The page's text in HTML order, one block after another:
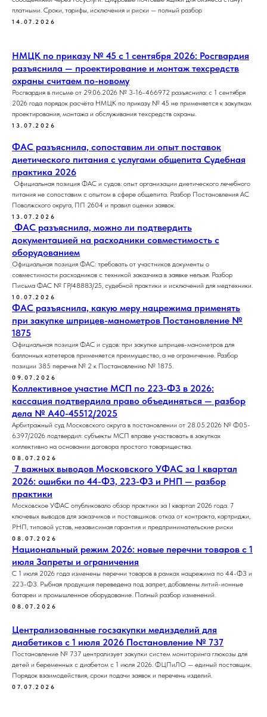
платными. Сроки, тарифы, исключения и риски — полный разбор
14.07.2026
НМЦК по приказу № 45 с 1 сентября 2026: Росгвардия
разъяснила — проектирование и монтаж техсредств
охраны считаем по-новому
Росгвардия в письме от 29.06.2026 № 3-16-466972 разъяснила: с 1 сентября
2026 года порядок расчёта НМЦК по приказу № 45 не применяется к закупкам
проектирования, монтажа и обслуживания техсредств охраны.
13.07.2026
ФАС разъяснила, сопоставим ли опыт поставок
диетического питания с услугами общепита Судебная
практика 2026
Официальная позиция ФАС и судов: опыт организации диетического лечебного
питания не сопоставим с опытом в сфере общепита. Разбор Постановления АС
Поволжского округа, ПП 2604 и правил оценки заявок.
13.07.2026
ФАС разъяснила, можно ли подтвердить
документацией на расходники совместимость с
оборудованием
Официальная позиция ФАС: требовать от участников документы о
совместимости расходников с техникой заказчика в заявке нельзя. Разбор
Письма ФАС № ГР/48883/25, судебной практики и исключений для медтехники.
10.07.2026
ФАС разъяснила, какую меру нацрежима применять
при закупке шприцев-манометров Постановление №
1875
Официальная позиция ФАС и судов: при закупке шприцев-манометров для
баллонных катетеров применяется преимущество, а не ограничение. Разбор
позиции 385 перечня № 2 к Постановлению № 1875.
09.07.2026
Коллективное участие МСП по 223-ФЗ в 2026:
кассация подтвердила право объединяться — разбор
дела № А40-45512/2025
Арбитражный суд Московского округа в постановлении от 28.05.2026 № Ф05-
6397/2026 подтвердил: субъекты МСП вправе участвовать в закупках
коллективно на основании договора простого товарищества.
08.07.2026
7 важных выводов Московского УФАС за I квартал
2026: ошибки по 44-ФЗ, 223-ФЗ и РНП — разбор
практики
Московское УФАС опубликовало обзор практики за I квартал 2026 года. 7
ключевых выводов для заказчиков и поставщиков: отказ от контракта, картриджи,
РНП, типовой устав, независимая гарантия и предпринимательские риски
08.07.2026
Национальный режим 2026: новые перечни товаров с 1
июля Запреты и ограничения
С 1 июля 2026 года изменены перечни товаров в рамках нацрежима по 44-ФЗ и
223-ФЗ. Рыбная продукция переведена под запрет, добавлены литий-ионные
батареи и промышленное оборудование. Полный разбор изменений.
08.07.2026
Централизованные госзакупки медизделий для
диабетиков с 1 июля 2026 Постановление № 737
Постановление № 737 централизует закупки систем мониторинга глюкозы для
детей и беременных с диабетом с 1 июля 2026. ФЦПиЛО — единый поставщик.
Порядок взаимодействия, сроки подачи заявок и перечень изделий.
07.07.2026